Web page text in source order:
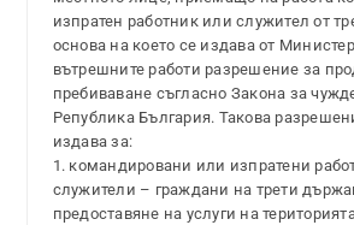
изпратен работник или служител от
основа на което се издава от
вътрешните работи разрешение за
пребиваване съгласно Закона за
Република България. Такова
издава за:
1. командировани или изпратени
служители – граждани на трети
предоставяне на услуги на